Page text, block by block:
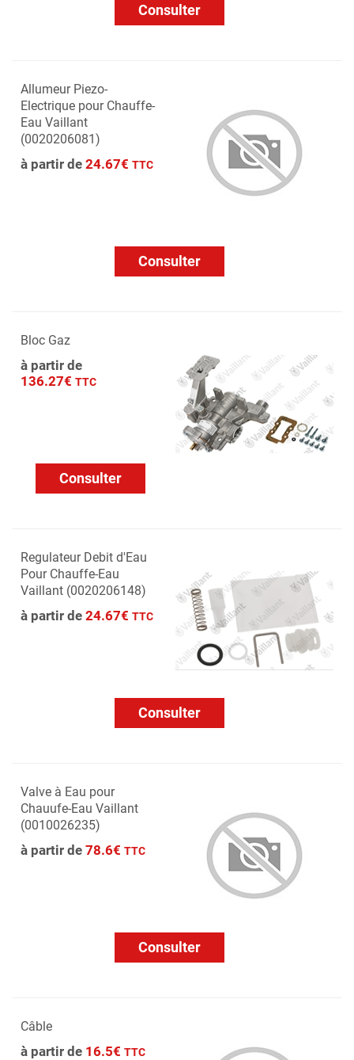
Consulter
Allumeur Piezo-
Electrique pour Chauffe-
Eau Vaillant
(0020206081)
à partir de 24.67€ TTC
Consulter
Bloc Gaz
à partir de
136.27€ TTC
Consulter
Regulateur Debit d'Eau
Pour Chauffe-Eau
Vaillant (0020206148)
à partir de 24.67€ TTC
Consulter
Valve à Eau pour
Chauufe-Eau Vaillant
(0010026235)
à partir de 78.6€ TTC
Consulter
Câble
à partir de 16.5€ TTC